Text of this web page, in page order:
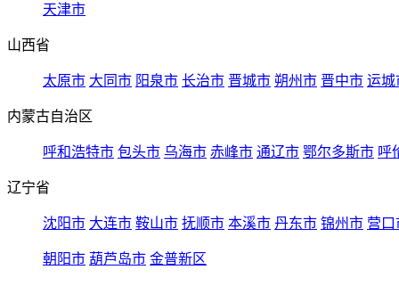
天津市
山西省
太原市 大同市 阳泉市 长治市 晋城市 朔州市 晋中市 运城
内蒙古自治区
呼和浩特市 包头市 乌海市 赤峰市 通辽市 鄂尔多斯市 呼
辽宁省
沈阳市 大连市 鞍山市 抚顺市 本溪市 丹东市 锦州市 营口
朝阳市 葫芦岛市 金普新区